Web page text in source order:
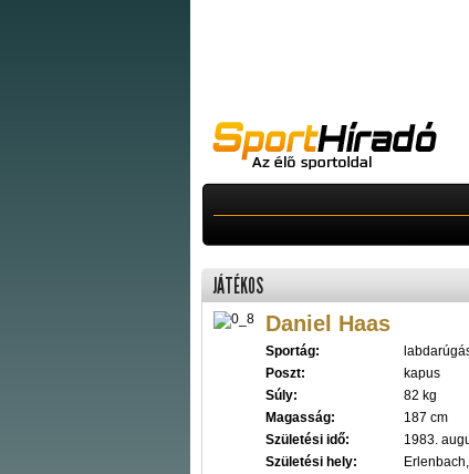
JÁTÉKOS
Daniel Haas
Sportág:
Poszt:
kapus
Súly:
82 kg
Magasság:
187 cm
Születési idő:
1983.
Születési hely: